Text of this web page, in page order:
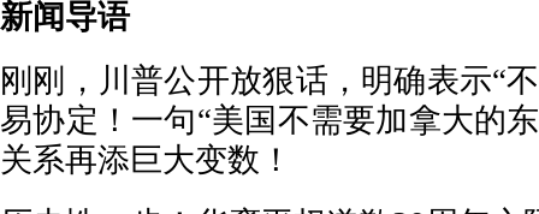
新闻导语
刚刚，川普公开放狠话，明确表示“
易协定！一句“美国不需要加拿大的
关系再添巨大变数！